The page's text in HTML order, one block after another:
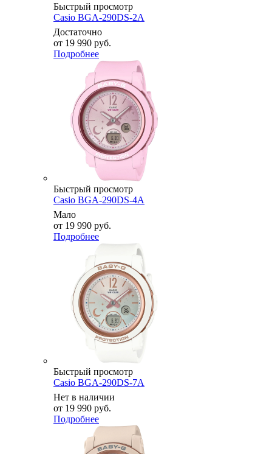
Быстрый просмотр
Casio BGA-290DS-2A
Достаточно
от 19 990 руб.
Подробнее
Быстрый просмотр
Casio BGA-290DS-4A
Мало
от 19 990 руб.
Подробнее
Быстрый просмотр
Casio BGA-290DS-7A
Нет в наличии
от 19 990 руб.
Подробнее